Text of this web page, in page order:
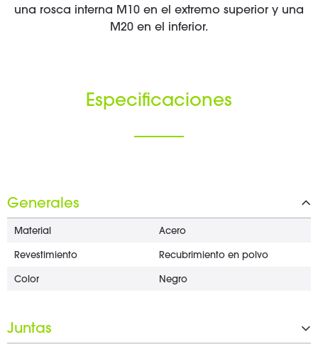
una rosca interna M10 en el extremo superior y una
M20 en el inferior.
Especificaciones
Generales
Material Acero
Revestimiento Recubrimiento en polvo
Color Negro
Juntas